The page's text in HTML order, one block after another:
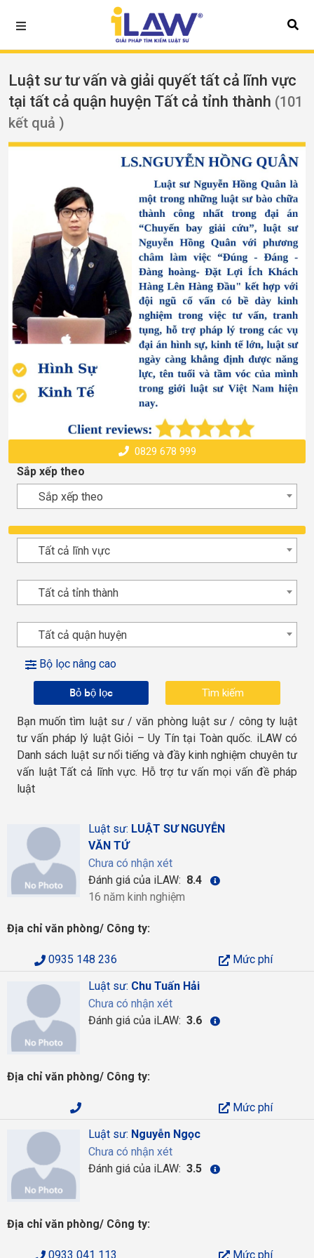
Luật sư tư vấn và giải quyết tất cả lĩnh vực
tại tất cả quận huyện Tất cả tỉnh thành (101
kết quả )
0829 678 999
Sắp xếp theo
Sắp xếp theo
Tất cả lĩnh vực
Tất cả tỉnh thành
Tất cả quận huyện
Bộ lọc nâng cao
Bỏ bộ lọc
Bạn muốn tìm luật sư / văn phòng luật sư / công ty luật
tư vấn pháp lý luật Giỏi – Uy Tín tại Toàn quốc. iLAW có
Danh sách luật sư nổi tiếng và đầy kinh nghiệm chuyên tư
vấn luật Tất cả lĩnh vực. Hỗ trợ tư vấn mọi vấn đề pháp
luật
Luật sư: LUẬT SƯ NGUYỄN
VĂN TỨ
Chưa có nhận xét
Đánh giá của iLAW: 8.4
16 năm kinh nghiệm
Địa chỉ văn phòng/ Công ty:
0935 148 236
Mức phí
Luật sư: Chu Tuấn Hải
Chưa có nhận xét
Đánh giá của iLAW: 3.6
Địa chỉ văn phòng/ Công ty:
Mức phí
Luật sư: Nguyễn Ngọc
Chưa có nhận xét
Đánh giá của iLAW: 3.5
Địa chỉ văn phòng/ Công ty:
0933 041 113 Mức phí